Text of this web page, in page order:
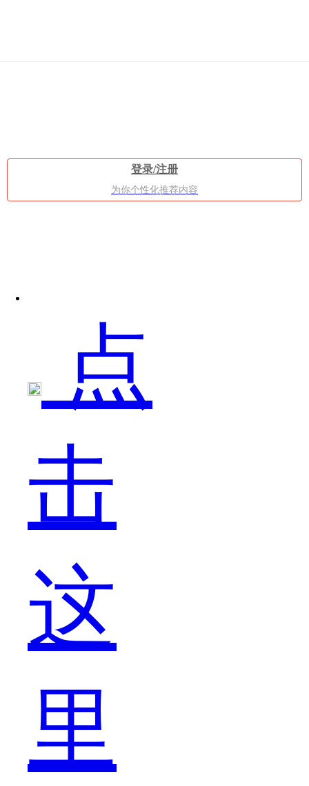
女
送
礼
吧，
那
登录/注册
为你个性化推荐内容
点
击
这
里